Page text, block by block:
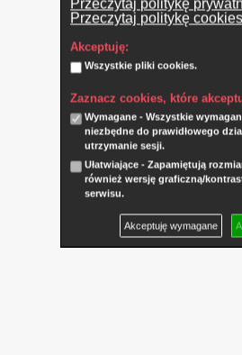
Przeczytaj politykę
Przeczytaj politykę cookies
Akceptuję:
Wszystkie pliki cookies.
Zaznacz cookies, które
Wymagane - Wszystkie
niezbędne do prawidłowego
utrzymanie sesji.
Ułatwiające - Zapamiętują
również wersję graficzną/
serwisu.
Akceptuję wymagane